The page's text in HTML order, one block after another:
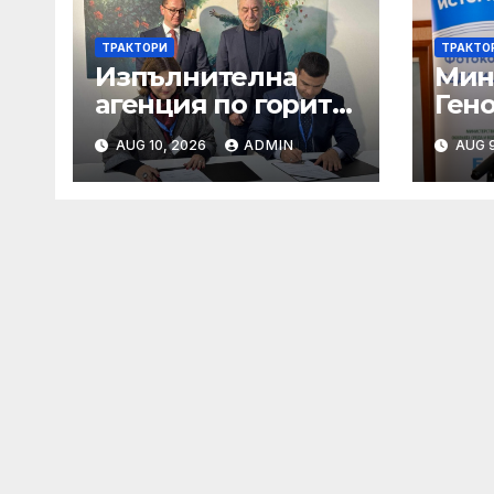
ТРАКТОРИ
Изпълнителна
агенция по горите
| Новини
AUG 10, 2026 ADMIN
дар,
да
AUG